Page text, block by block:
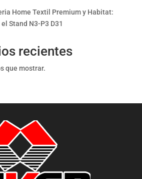
Home Textil Premium y Habitat:
Stand N3-P3 D31
recientes
que mostrar.